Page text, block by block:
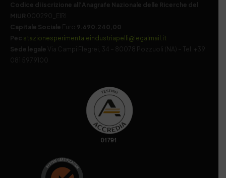
Codice di iscrizione all’Anagrafe Nazionale delle Ricerche del
MIUR 000290_EIRI
Capitale Sociale Euro 9.690.240,00
Pec stazionesperimentaleindustriapelli@legalmail.it
Sede legale
Via Campi Flegrei, 34 – 80078 Pozzuoli (NA) – Tel. +39
081 5979100